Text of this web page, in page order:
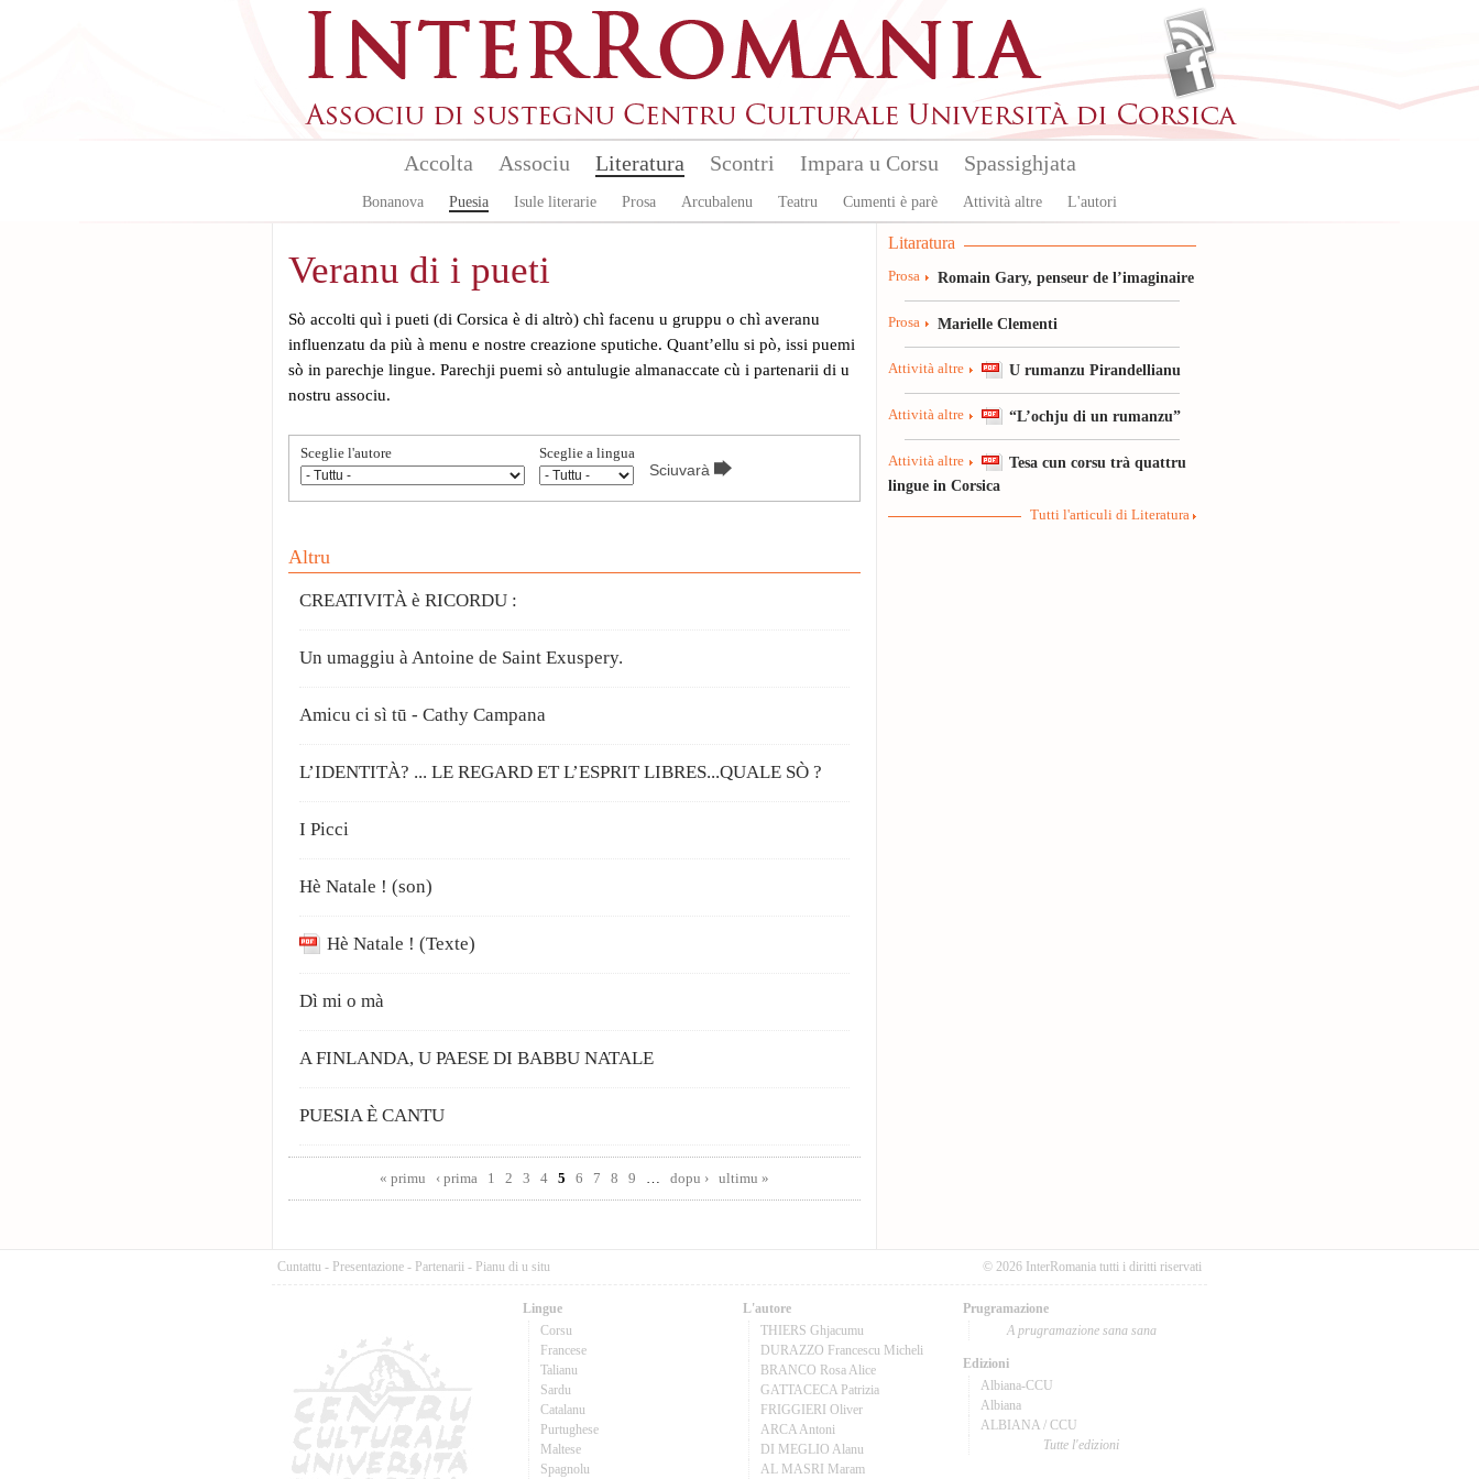
Accolta Associu Literatura
Bonanova Puesia Isule literarie Prosa Arcubalenu Teatru Cumenti è parè Attività altre L'autori
Scontri Impara u Corsu Spassighjata
Veranu di i pueti
Sò accolti quì i pueti (di Corsica è di altrò) chì facenu u gruppu o chì averanu
influenzatu da più à menu e nostre creazione sputiche. Quant’ellu si pò, issi puemi
sò in parechje lingue. Parechji puemi sò antulugie almanaccate cù i partenarii di u
nostru associu.
Sceglie l'autore Sceglie a lingua
Altru
CREATIVITÀ è RICORDU :
Un umaggiu à Antoine de Saint Exuspery.
Amicu ci sì tū - Cathy Campana
L’IDENTITÀ? ... LE REGARD ET L’ESPRIT LIBRES...QUALE SÒ ?
I Picci
Hè Natale ! (son)
Hè Natale ! (Texte)
Dì mi o mà
A FINLANDA, U PAESE DI BABBU NATALE
PUESIA È CANTU
« primu
‹ prima 1 2 3 4 5 6 7 8 9 … dopu › ultimu »
Litaratura
Prosa Romain Gary, penseur de l’imaginaire
Prosa Marielle Clementi
Attività altre U rumanzu Pirandellianu
Attività altre “L’ochju di un rumanzu”
Attività altre
Tesa cun corsu trà quattru
lingue in Corsica
Tutti l'articuli di Literatura
Cuntattu - Presentazione - Partenarii - Pianu di u situ © 2026 InterRomania tutti i diritti riservati
Lingue
Corsu
Francese
Talianu
Sardu
Catalanu
Purtughese
Maltese
Spagnolu
L'autore
THIERS Ghjacumu
DURAZZO Francescu Micheli
BRANCO Rosa Alice
GATTACECA Patrizia
FRIGGIERI Oliver
ARCA Antoni
DI MEGLIO Alanu
AL MASRI Maram
Prugramazione
A prugramazione sana sana
Edizioni
Albiana-CCU
Albiana
ALBIANA / CCU
Tutte l'edizioni